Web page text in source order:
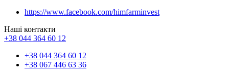
https://www.facebook.com/himfarminvest
Наші контакти
+38 044 364 60 12
+38 044 364 60 12
+38 067 446 63 36